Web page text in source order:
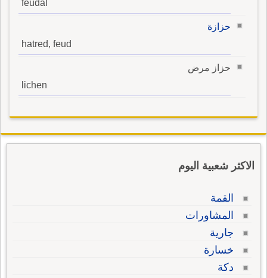
feudal
حزازة
hatred, feud
حزاز مرض
lichen
الاكثر شعبية اليوم
القمة
المشاورات
جارية
خسارة
دكة